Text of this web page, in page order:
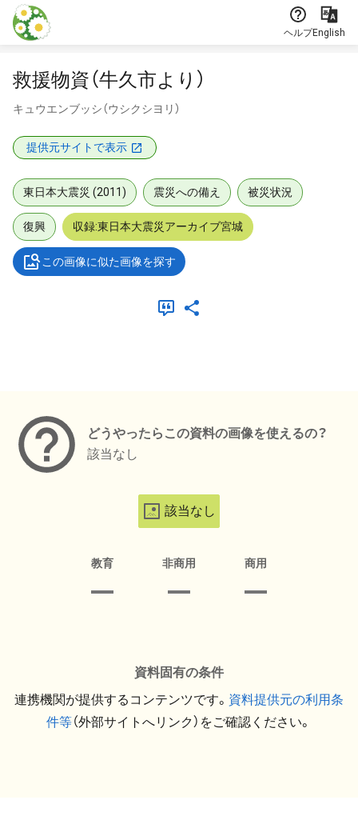
本文に飛ぶ
ヘルプEnglish
救援物資（牛久市より）
キュウエンブッシ（ウシクシヨリ）
提供元サイトで表示
東日本大震災 (2011) 震災への備え 被災状況
復興 収録:東日本大震災アーカイブ宮城
この画像に似た画像を探す
どうやったらこの資料の画像を使えるの？
該当なし
該当なし
教育 非商用 商用
資料固有の条件
連携機関が提供するコンテンツです。 資料提供元の利用条
件等（外部サイトへリンク）をご確認ください。